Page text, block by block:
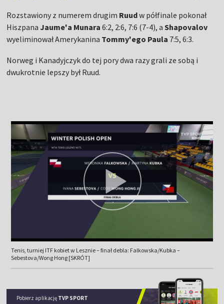
Rozstawiony z numerem drugim Ruudw półfinale pokonał
Hiszpana Jaume'a Munara 6:2, 2:6, 7:6 (7-4), aShapovalov
wyeliminował Amerykanina Tommy'ego Paula 7:5, 6:3.
Norweg i Kanadyjczyk do tej pory dwa razy grali ze sobą i
dwukrotnie lepszy był Ruud.
Tenis, turniej ITF kobiet w Lesznie – finał debla: Falkowska/Kubka –
Sebestova/Wong Hong [SKRÓT]
Pobierz aplikację TVP SPORT